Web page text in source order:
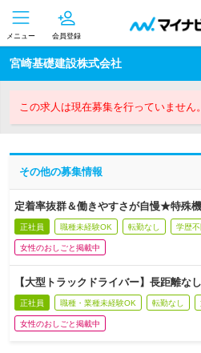
メニュー 会員登録
宮崎基礎建設株式会社
この求人は現在募集を行っていません。
その他の募集情報
定着率抜群＆働きやすさが自慢★特殊
正社員 職種未経験OK 転勤なし 学歴不
女性のおしごと掲載中
【大型トラックドライバー】長距離
正社員 職種・業種未経験OK 転勤なし
女性のおしごと掲載中